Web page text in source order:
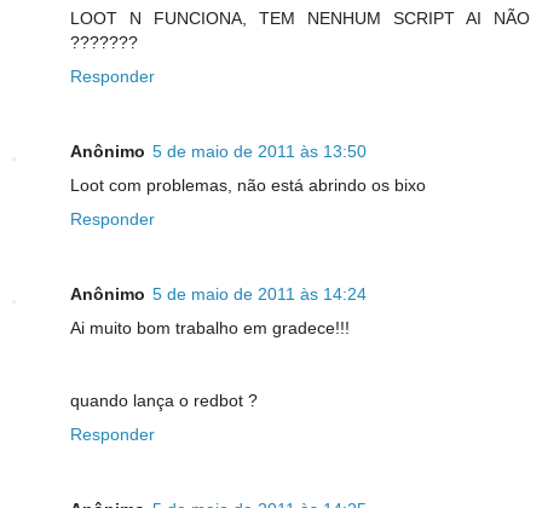
LOOT N FUNCIONA, TEM NENHUM SCRIPT AI NÃO
???????
Responder
Anônimo 5 de maio de 2011 às 13:50
Loot com problemas, não está abrindo os bixo
Responder
Anônimo 5 de maio de 2011 às 14:24
Ai muito bom trabalho em gradece!!!
quando lança o redbot ?
Responder